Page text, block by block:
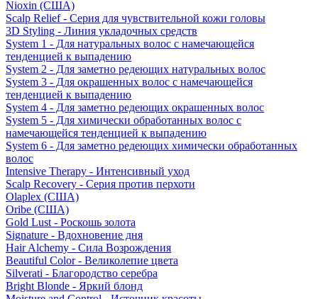
Nioxin (США)
Scalp Relief - Серия для чувствительной кожи головы
3D Styling - Линия укладочных средств
System 1 - Для натуральных волос с намечающейся
тенденцией к выпадению
System 2 - Для заметно редеющих натуральных волос
System 3 - Для окрашенных волос с намечающейся
тенденцией к выпадению
System 4 - Для заметно редеющих окрашенных волос
System 5 - Для химически обработанных волос с
намечающейся тенденцией к выпадению
System 6 - Для заметно редеющих химически обработанных
волос
Intensive Therapy - Интенсивный уход
Scalp Recovery - Серия против перхоти
Olaplex (США)
Oribe (США)
Gold Lust - Роскошь золота
Signature - Вдохновение дня
Hair Alchemy - Сила Возрождения
Beautiful Color - Великолепие цвета
Silverati - Благородство серебра
Bright Blonde - Яркий блонд